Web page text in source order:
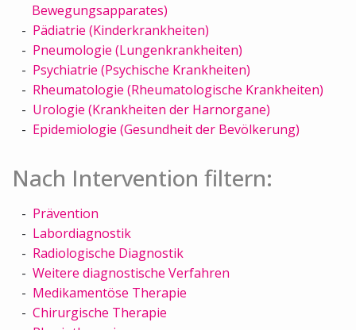
Bewegungsapparates)
Pädiatrie (Kinderkrankheiten)
Pneumologie (Lungenkrankheiten)
Psychiatrie (Psychische Krankheiten)
Rheumatologie (Rheumatologische Krankheiten)
Urologie (Krankheiten der Harnorgane)
Epidemiologie (Gesundheit der Bevölkerung)
Nach Intervention filtern:
Prävention
Labordiagnostik
Radiologische Diagnostik
Weitere diagnostische Verfahren
Medikamentöse Therapie
Chirurgische Therapie